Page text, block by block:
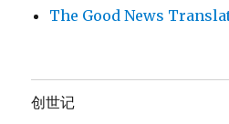
The Good News
创世记